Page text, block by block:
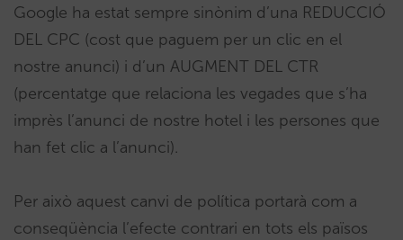
Google ha estat sempre sinònim d’una REDUCCIÓ
DEL CPC (cost que paguem per un clic en el
nostre anunci) i d’un AUGMENT DEL CTR
(percentatge que relaciona les vegades que s’ha
imprès l’anunci de nostre hotel i les persones que
han fet clic a l’anunci).
Per això aquest canvi de política portarà com a
conseqüència l’efecte contrari en tots els països